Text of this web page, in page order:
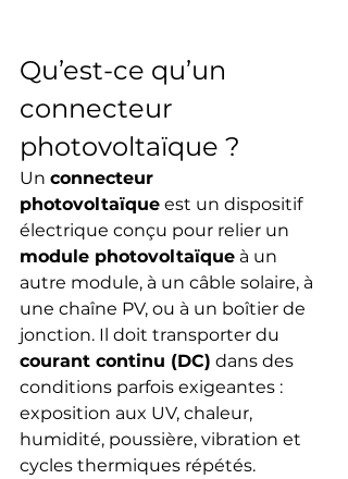
Qu’est-ce qu’un
connecteur
photovoltaïque ?
Un connecteur
photovoltaïque est un dispositif
électrique conçu pour relier un
module photovoltaïque à un
autre module, à un câble solaire, à
une chaîne PV, ou à un boîtier de
jonction. Il doit transporter du
courant continu (DC) dans des
conditions parfois exigeantes :
exposition aux UV, chaleur,
humidité, poussière, vibration et
cycles thermiques répétés.